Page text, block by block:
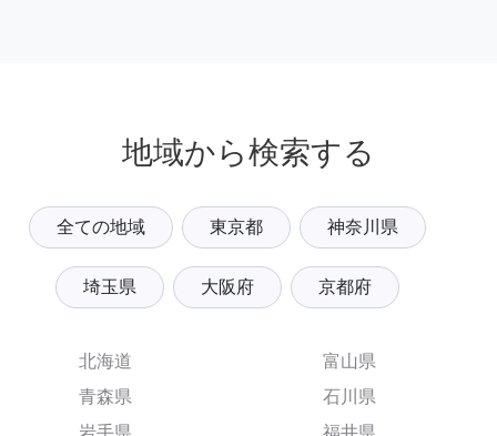
地域から検索する
全ての地域 東京都 神奈川県
埼玉県 大阪府 京都府
北海道
青森県
岩手県
富山県
石川県
福井県